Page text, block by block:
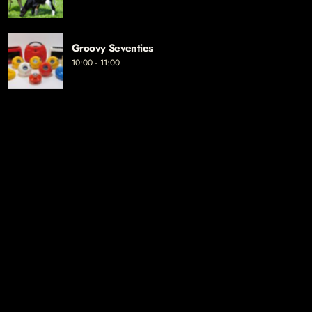
Groovy Seventies
10:00 - 11:00